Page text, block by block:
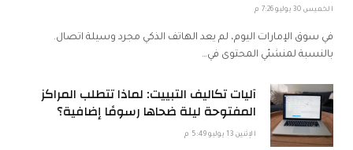
الخميس 30 يوليو 7:26 م
في سوق الإمارات اليوم، لم يعد الهاتف الذكي مجرد وسيلة اتصال.
بالنسبة لمنشئي المحتوى في…
آليات تكاليف التبييت: لماذا تتطلب المراكز
المفتوحة ليلة ضحاها رسومًا إضافية؟
الإثنين 13 يوليو 5:49 م